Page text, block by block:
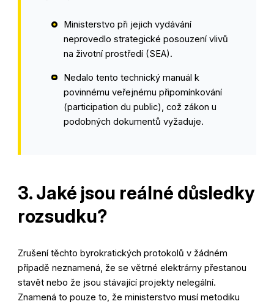
Ministerstvo při jejich vydávání
neprovedlo strategické posouzení vlivů
na životní prostředí (SEA).
Nedalo tento technický manuál k
povinnému veřejnému připomínkování
(participation du public), což zákon u
podobných dokumentů vyžaduje.
3. Jaké jsou reálné důsledky
rozsudku?
Zrušení těchto byrokratických protokolů v žádném
případě neznamená, že se větrné elektrárny přestanou
stavět nebo že jsou stávající projekty nelegální.
Znamená to pouze to, že ministerstvo musí metodiku